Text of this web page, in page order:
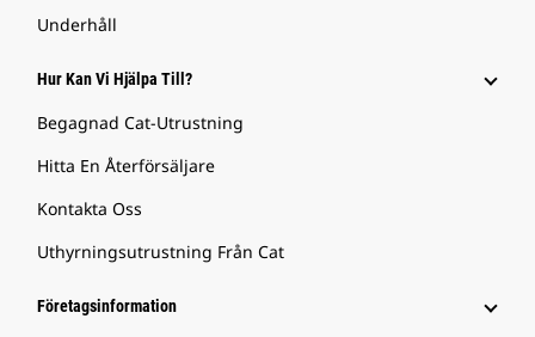
Underhåll
Hur Kan Vi Hjälpa Till?
Begagnad Cat-Utrustning
Hitta En Återförsäljare
Kontakta Oss
Uthyrningsutrustning Från Cat
Företagsinformation